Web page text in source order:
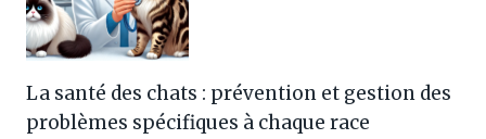
La santé des chats : prévention et gestion des
problèmes spécifiques à chaque race